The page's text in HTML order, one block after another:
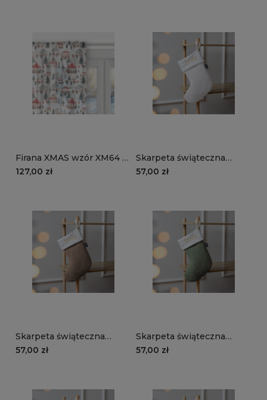
Firana XMAS wzór XM64 |
Jarmark świąteczny
127,00 zł
Skarpeta świąteczna
MANCHESTER LN01 |
57,00 zł
Skarpeta świąteczna
MANCHESTER LN17 |
57,00 zł
Skarpeta świąteczna
MANCHESTER LN37 |
57,00 zł